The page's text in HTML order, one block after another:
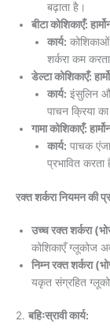
बढ़ाता है।
बीटा कोशिकाएँ:
कार्य:
शर्करा कम
डेल्टा कोशिकाएँ:
कार्य: इंसुलिन
पाचन क्रिया
गामा कोशिकाएँ:
कार्य: पाचक
प्रभावित करता
रक्त शर्करा नियमन की
उच्च रक्त शर्करा
कोशिकाएँ ग्लूकोज
निम्न रक्त शर्करा
यकृत संग्रहित
2. बहिःस्रावी कार्य: